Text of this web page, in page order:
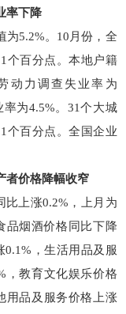
率下降
为5.2%。10月份，全
个百分点。本地户籍
动力调查失业率为
为4.5%。31个大城
个百分点。全国企业
者价格降幅收窄
比上涨0.2%，上月为
品烟酒价格同比下降
0.1%，生活用品及服
，教育文化娱乐价格
用品及服务价格上涨